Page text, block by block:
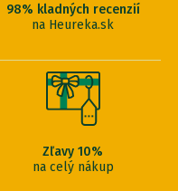
98% kladných recenzií
na Heureka.sk
Zľavy 10%
na celý nákup